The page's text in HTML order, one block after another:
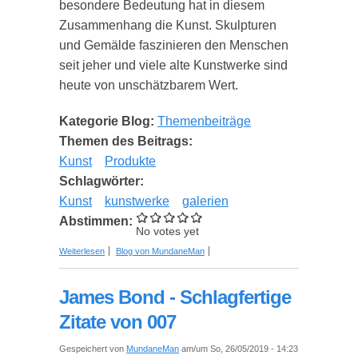
besondere Bedeutung hat in diesem
Zusammenhang die Kunst. Skulpturen
und Gemälde faszinieren den Menschen
seit jeher und viele alte Kunstwerke sind
heute von unschätzbarem Wert.
Kategorie Blog: Themenbeiträge
Themen des Beitrags:
Kunst
Produkte
Schlagwörter:
Kunst
kunstwerke
galerien
Abstimmen:
No votes yet
Weiterlesen über Die Kunstmacher - der Kunst Shop
Blog von MundaneMan
James Bond - Schlagfertige
Zitate von 007
Gespeichert von MundaneMan am/um So, 26/05/2019 - 14:23